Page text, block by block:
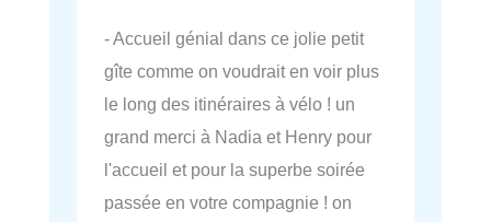
- Accueil génial dans ce jolie petit
gîte comme on voudrait en voir plus
le long des itinéraires à vélo ! un
grand merci à Nadia et Henry pour
l'accueil et pour la superbe soirée
passée en votre compagnie ! on